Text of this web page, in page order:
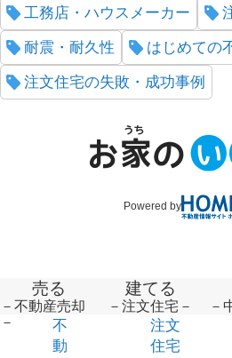
工務店・ハウスメーカー
耐震・耐久性 はじめての
注文住宅の失敗・成功事例
Powered by
売る
－不動産売却
－
不
動
建てる
－注文住宅－
注文
住宅
－